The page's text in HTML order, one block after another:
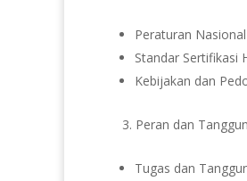
Peraturan
Standar Sertifikasi
Kebijakan dan
Peran dan
Tugas dan